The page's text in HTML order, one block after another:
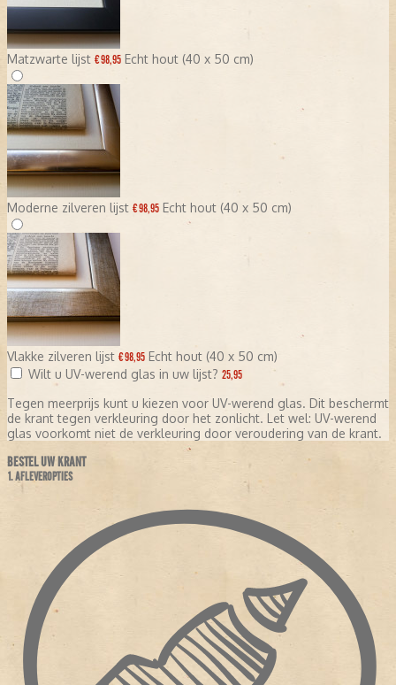
Matzwarte lijst € 98,95 Echt hout (40 x 50 cm)
Moderne zilveren lijst € 98,95 Echt hout (40 x 50 cm)
Vlakke zilveren lijst € 98,95 Echt hout (40 x 50 cm)
Wilt u UV-werend glas in uw lijst? 25,95
Tegen meerprijs kunt u kiezen voor UV-werend glas. Dit beschermt
de krant tegen verkleuring door het zonlicht. Let wel: UV-werend
glas voorkomt niet de verkleuring door veroudering van de krant.
BESTEL UW KRANT
1. AFLEVEROPTIES